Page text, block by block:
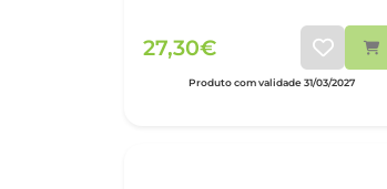
27,30€
Produto com validade 31/03/2027